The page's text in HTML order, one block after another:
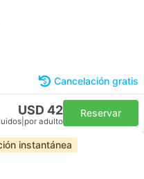
Cancelación gratis
USD 42
por adulto
Reservar
instantánea